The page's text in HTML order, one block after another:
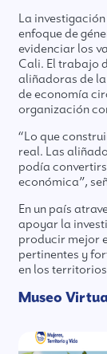
La
enfoque de
evidenciar los
Cali. El trabajo
aliñadoras de
de economía
organización
“Lo que
real. Las
podía
económica”,
En un país
apoyar la
producir mejor
pertinentes y
en los
Museo